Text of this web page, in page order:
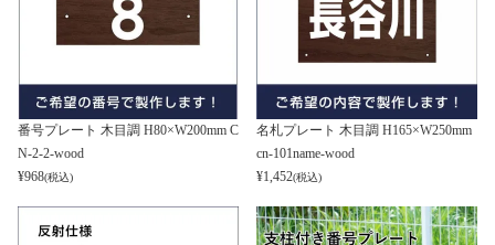
番号プレート 木目調 H80×W200mm C
N-2-2-wood
¥968(税込)
名札プレート 木目調 H165×W250mm
cn-101name-wood
¥1,452(税込)